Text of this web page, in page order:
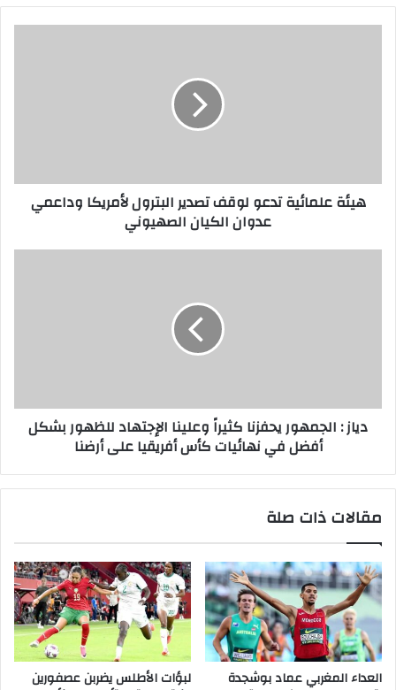
ر
هيئة علمائية تدعو لوقف تصدير البترول لأمريكا وداعمي
عدوان الكيان الصهيوني
دياز : الجمهور يحفزنا كثيراً وعلينا الإجتهاد للظهور بشكل
أفضل في نهائيات كأس أفريقيا على أرضنا
مقالات ذات صلة
العداء المغربي عماد بوشجدة لبؤات الأطلس يضربن عصفورين